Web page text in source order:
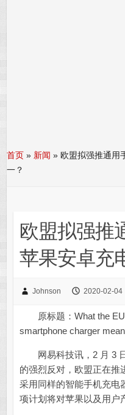
首页 » 新闻 »欧盟拟强推通用
一？
欧盟拟强推
苹果安卓充
Johnson 2020-02-04
原标题：What the EU
smartphone charger
网易科技讯，2 月 3 日
的强烈反对，欧盟正在推
采用同样的智能手机充电
项计划将对苹果以及用户